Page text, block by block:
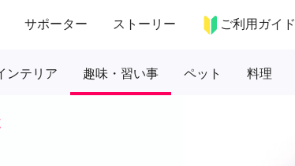
サポーター ストーリー ご利用ガイド
ンテリア 趣味・習い事 ペット 料理